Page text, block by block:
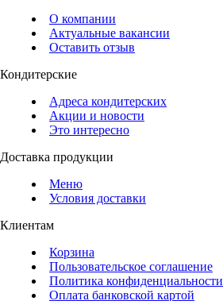
О компании
Актуальные вакансии
Оставить отзыв
Кондитерские
Адреса кондитерских
Акции и новости
Это интересно
Доставка продукции
Меню
Условия доставки
Клиентам
Корзина
Пользовательское соглашение
Политика конфиденциальности
Оплата банковской картой